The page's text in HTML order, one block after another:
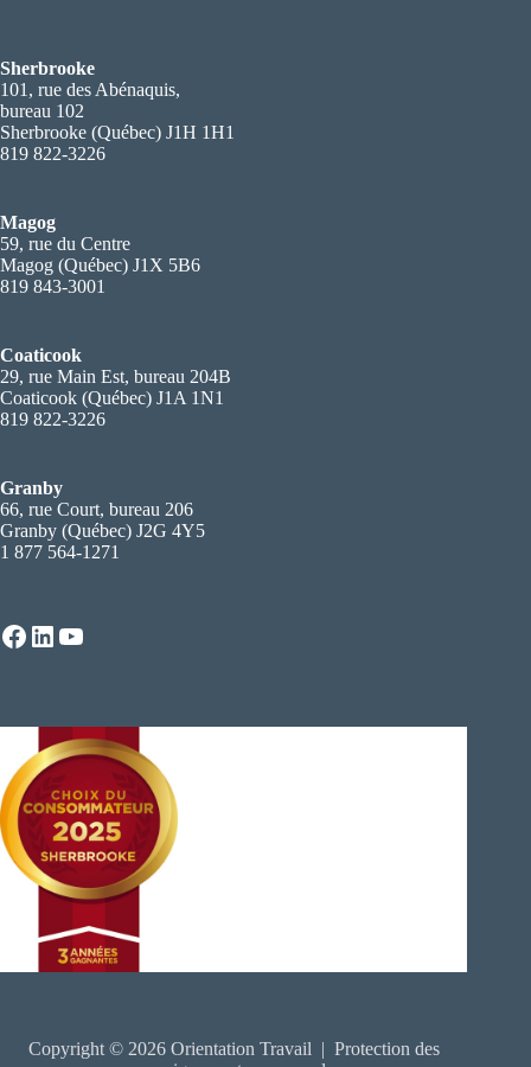
Sherbrooke
101, rue des Abénaquis,
bureau 102
Sherbrooke (Québec) J1H 1H1
819 822-3226
Magog
59, rue du Centre
Magog (Québec) J1X 5B6
819 843-3001
Coaticook
29, rue Main Est, bureau 204B
Coaticook (Québec) J1A 1N1
819 822-3226
Granby
66, rue Court, bureau 206
Granby (Québec) J2G 4Y5
1 877 564-1271
Facebook
LinkedIn
YouTube
Copyright © 2026 Orientation Travail | Protection des